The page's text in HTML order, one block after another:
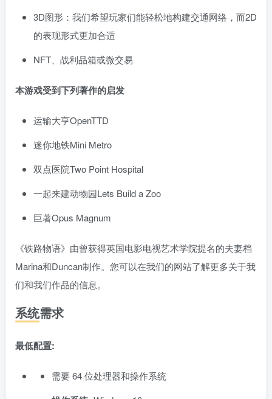
3D图形：我们希望玩家们能轻松地构建交通网络，而2D
的表现形式更加合适
NFT、战利品箱或微交易
本游戏受到下列著作的启发
运输大亨OpenTTD
迷你地铁Mini Metro
双点医院Two Point Hospital
一起来建动物园Lets Build a Zoo
巨著Opus Magnum
《铁路物语》由曾获得英国电影电视艺术学院提名的夫妻档
Marina和Duncan制作。您可以在我们的网站了解更多关于我
们和我们作品的信息。
系统需求
最低配置:
需要 64 位处理器和操作系统